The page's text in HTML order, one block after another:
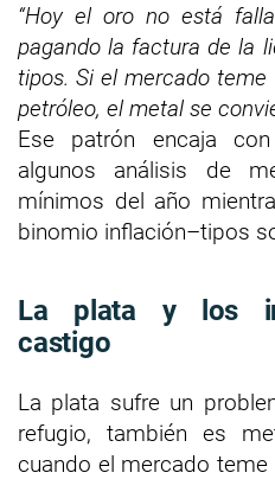
“Hoy el oro no está
pagando la factura de la
tipos. Si el mercado
petróleo, el metal se
Ese patrón encaja
algunos análisis de
mínimos del año
binomio inflación–tipos
La plata y los
castigo
La plata sufre un
refugio, también es
cuando el mercado teme